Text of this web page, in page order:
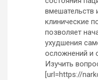
вмешательств
клинические
позволяет
ухудшения
осложнений и
Изучить
[url=https://